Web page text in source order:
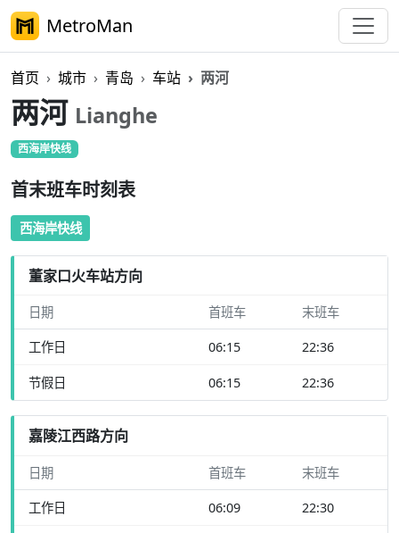
MetroMan
首页 城市 青岛 车站 两河
两河 Lianghe
西海岸快线
首末班车时刻表
西海岸快线
董家口火车站方向
日期 首班车 末班车
工作日 06:15 22:36
节假日 06:15 22:36
嘉陵江西路方向
日期 首班车 末班车
工作日 06:09 22:30